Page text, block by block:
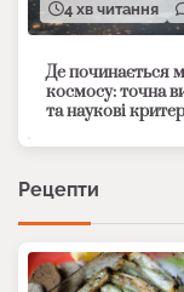
4 хв читання
Де починається
космосу: точна
та наукові
Рецепти